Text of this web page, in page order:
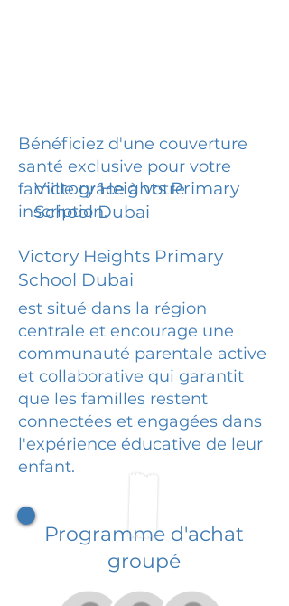
Bénéficiez d'une couverture
santé exclusive pour votre
famille grâce à votre
inscription.
Victory Heights Primary
School Dubai
Victory Heights Primary
School Dubai
est situé dans la région
centrale et encourage une
communauté parentale active
et collaborative qui garantit
que les familles restent
connectées et engagées dans
l'expérience éducative de leur
enfant.
Programme d'achat
groupé